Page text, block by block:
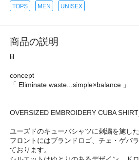
TOPS MEN UNISEX
商品の説明
lil
concept
「 Eliminate waste...simple×balance 」
OVERSIZED EMBROIDERY CUBA
ユーズドのキューバシャツに刺繍を施し
フロントにはブランドロゴ、チェ・ゲバ
ております。